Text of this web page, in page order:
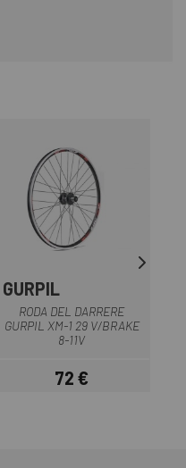
GURPIL
RODA DEL DARRERE
GURPIL XM-1 29 V/BRAKE
8-11V
Preu
72 €